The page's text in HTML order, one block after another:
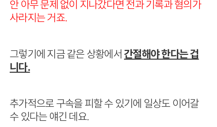
안 아무 문제 없이 지나갔다면 전과 기록과 혐의가
사라지는 거죠.
그렇기에 지금 같은 상황에서간절해야 한다는 겁
니다.
추가적으로 구속을 피할 수 있기에 일상도 이어갈
수 있다는 얘긴 데요.